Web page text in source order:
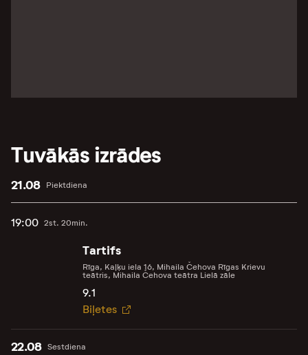
Tuvākās izrādes
Piektdiena
21.08
19:00 2st. 20min.
Tartifs
Rīga, Kaļķu iela 16, Mihaila Čehova Rīgas Krievu
teātris, Mihaila Čehova teātra Lielā zāle
9.1
Biļetes
Sestdiena
22.08